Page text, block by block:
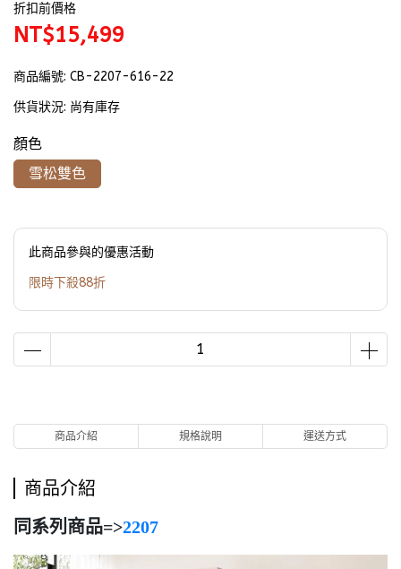
折扣前價格
NT$15,499
商品編號: CB-2207-616-22
供貨狀況: 尚有庫存
顏色
雪松雙色
此商品參與的優惠活動
限時下殺88折
商品介紹 規格說明 運送方式
商品介紹
同系列商品=>2207